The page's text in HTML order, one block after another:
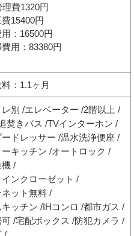
理費1320円
15400円
：16500円
用：83380円
：1.1ヶ月
別 エレベーター 2階以上
焚きバス TVインターホン
ドレッサー 温水洗浄便座
キッチン オートロック
機
ンクローゼット
ット無料
ッチン IHコンロ 都市ガス
可 宅配ボックス
防犯カメラ